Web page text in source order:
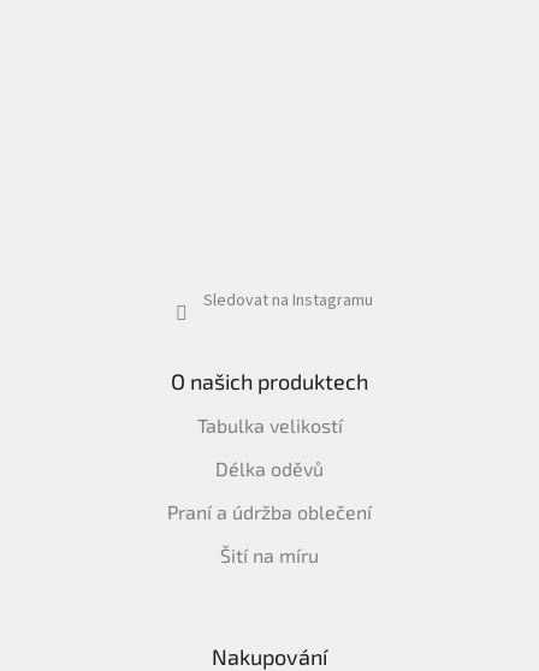
Sledovat na Instagramu
O našich produktech
Tabulka velikostí
Délka oděvů
Praní a údržba oblečení
Šití na míru
Nakupování